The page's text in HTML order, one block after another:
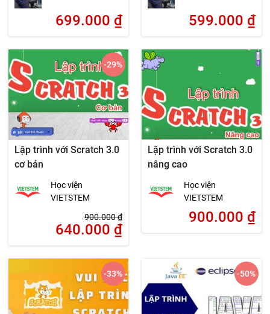
699.000 ₫ 599.000 ₫
Lập trình với Scratch 3.0
cơ bản
Học viện
VIETSTEM
900.000₫
640.000 ₫
-29%
Lập trình với Scratch 3.0
nâng cao
Học viện
VIETSTEM
900.000 ₫
-33% -50%